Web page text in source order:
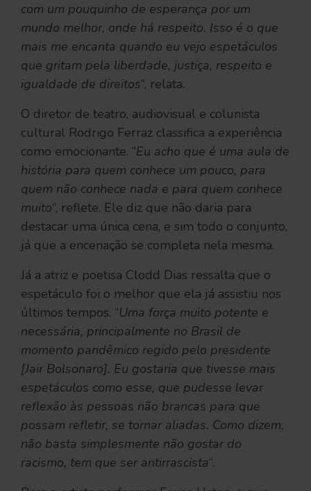
com um pouquinho de esperança por um
mundo melhor, onde há respeito. Isso é o que
mais me encanta quando eu vejo espetáculos
que gritam pela liberdade, justiça, respeito e
igualdade de direitos“, relata.
O diretor de teatro, audiovisual e colunista
cultural Rodrigo Ferraz classifica a experiência
como emocionante. “Eu acho que é uma aula de
história para quem conhece um pouco, para
quem não conhece nada e para quem conhece
muito“, reflete. Ele diz que não daria para
destacar uma única cena, e sim todo o conjunto,
já que a encenação se completa nela mesma.
Já a atriz e poetisa Clodd Dias ressalta que o
espetáculo foi o melhor que ela já assistiu nos
últimos tempos. “Uma força muito potente e
necessária, principalmente no Brasil de
momento pandêmico regido pelo presidente
[Jair Bolsonaro]. Eu gostaria que tivesse mais
espetáculos como esse, que pudesse levar
reflexão às pessoas não brancas para que
possam refletir, se tornar aliadas. Como dizem,
não basta simplesmente não gostar do
racismo, tem que ser antirrascista“.